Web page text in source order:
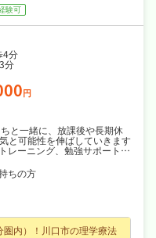
験可
4分
分
円
と一緒に、放課後や長期休
と可能性を伸ばしていきます
レーニング、勉強サポートな
ャルスキルの習得の支援
ちをみます
ちの方
圏内）！川口市の理学療法